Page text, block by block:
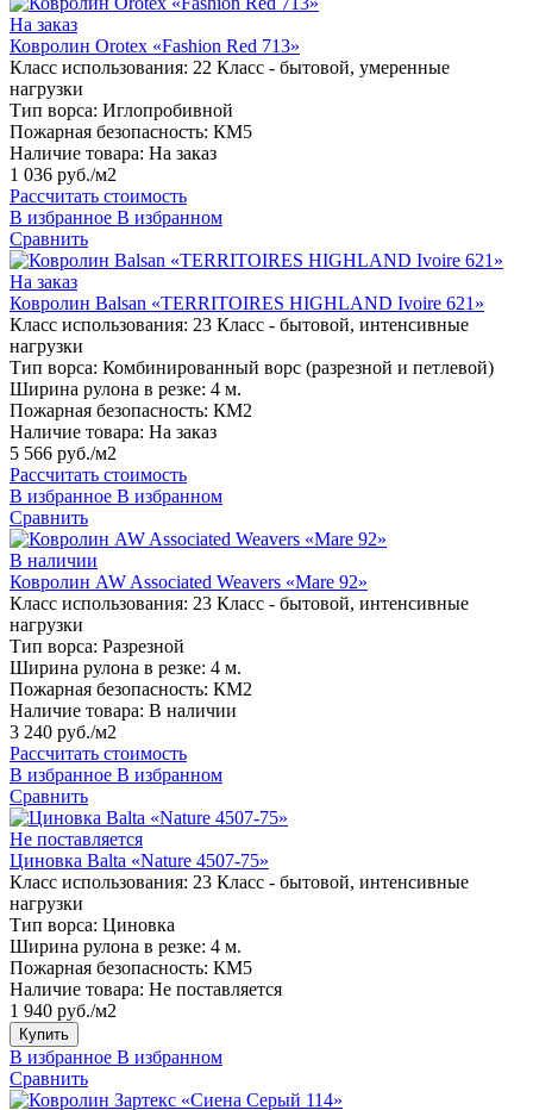
На заказ
Ковролин Orotex «Fashion Red 713»
Класс использования: 22 Класс - бытовой, умеренные
нагрузки
Тип ворса: Иглопробивной
Пожарная безопасность: КМ5
Наличие товара: На заказ
1 036 руб./м2
Рассчитать стоимость
В избранное В избранном
Сравнить
На заказ
Ковролин Balsan «TERRITOIRES HIGHLAND Ivoire 621»
Класс использования: 23 Класс - бытовой, интенсивные
нагрузки
Тип ворса: Комбинированный ворс (разрезной и петлевой)
Ширина рулона в резке: 4 м.
Пожарная безопасность: КМ2
Наличие товара: На заказ
5 566 руб./м2
Рассчитать стоимость
В избранное В избранном
Сравнить
В наличии
Ковролин AW Associated Weavers «Mare 92»
Класс использования: 23 Класс - бытовой, интенсивные
нагрузки
Тип ворса: Разрезной
Ширина рулона в резке: 4 м.
Пожарная безопасность: КМ2
Наличие товара: В наличии
3 240 руб./м2
Рассчитать стоимость
В избранное В избранном
Сравнить
Не поставляется
Циновка Balta «Nature 4507-75»
Класс использования: 23 Класс - бытовой, интенсивные
нагрузки
Тип ворса: Циновка
Ширина рулона в резке: 4 м.
Пожарная безопасность: КМ5
Наличие товара: Не поставляется
1 940 руб./м2
Купить
В избранное В избранном
Сравнить